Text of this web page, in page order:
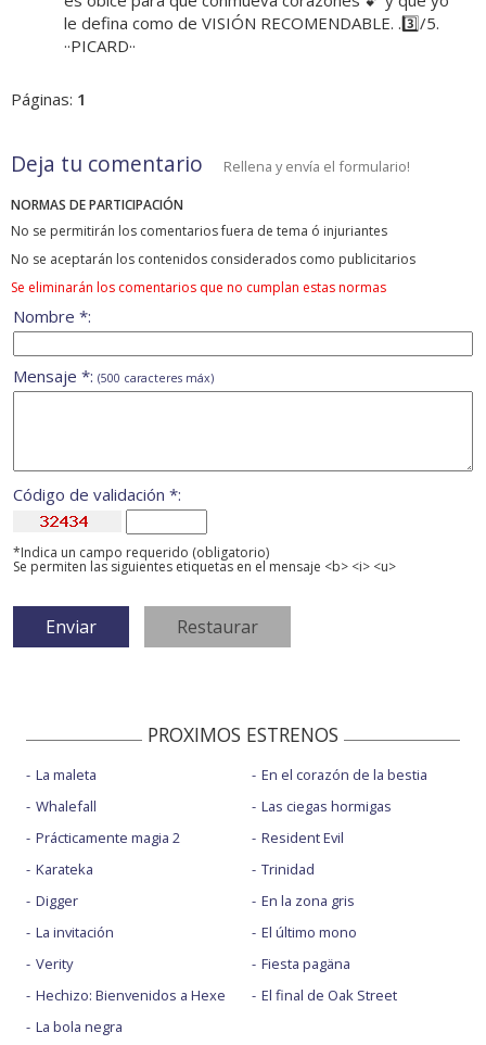
le defina como de VISIÓN RECOMENDABLE. .3️⃣/5.
··PICARD··
Páginas: 1
Deja tu comentario Rellena y envía el formulario!
NORMAS DE PARTICIPACIÓN
No se permitirán los comentarios fuera de tema ó injuriantes
No se aceptarán los contenidos considerados como publicitarios
Se eliminarán los comentarios que no cumplan estas normas
Nombre *:
Mensaje *: (500 caracteres máx)
Código de validación *:
*Indica un campo requerido (obligatorio)
Se permiten las siguientes etiquetas en el mensaje <b> <i> <u>
PROXIMOS ESTRENOS
La maleta
Whalefall
Prácticamente magia 2
Karateka
Digger
La invitación
Verity
Hechizo: Bienvenidos a Hexe
La bola negra
En el corazón de la bestia
Las ciegas hormigas
Resident Evil
Trinidad
En la zona gris
El último mono
Fiesta pagäna
El final de Oak Street